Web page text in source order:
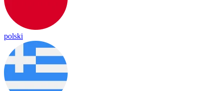
polski